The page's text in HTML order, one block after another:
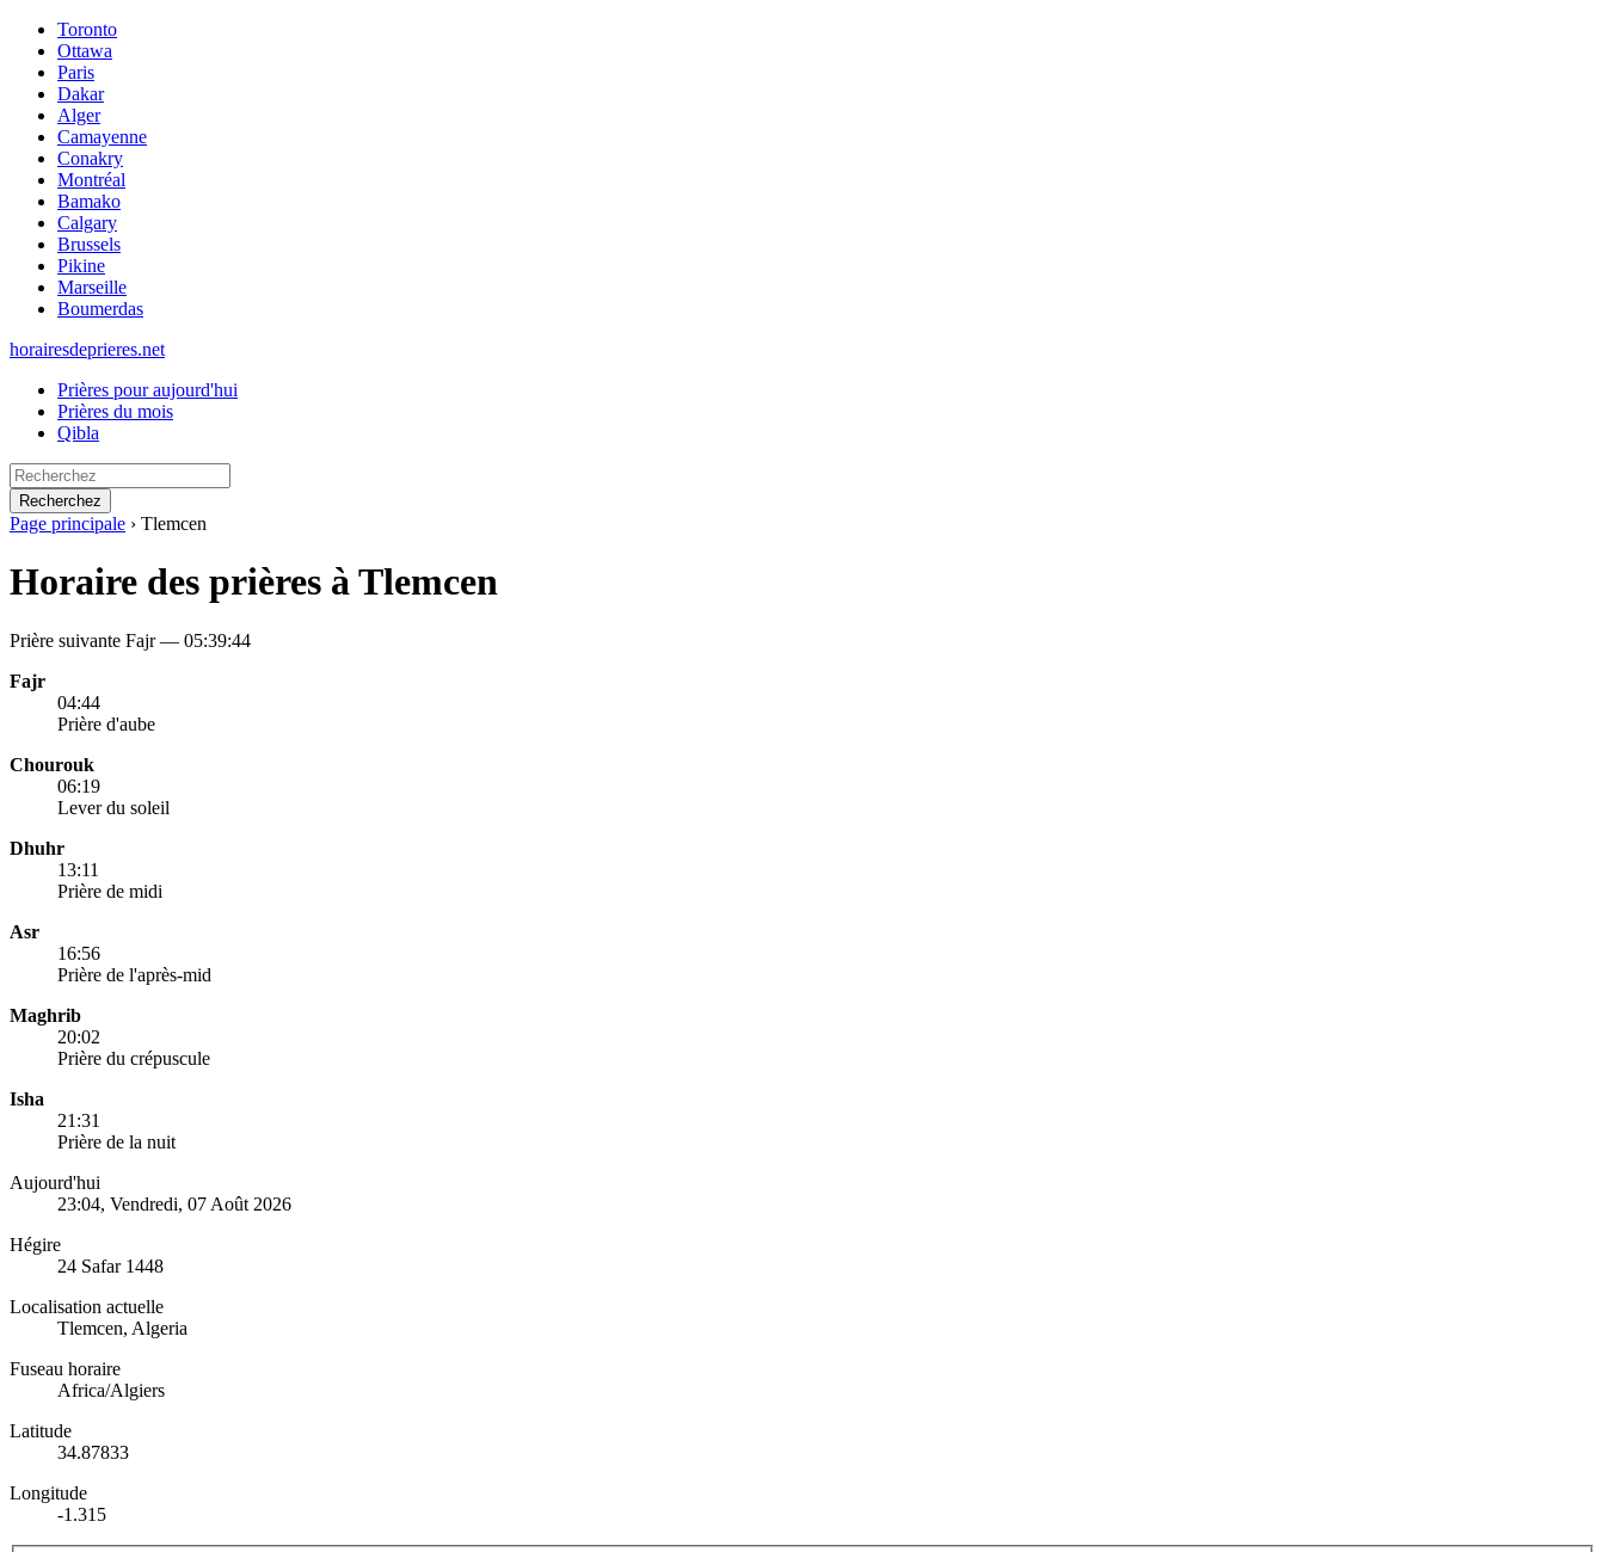
Toronto
Ottawa
Paris
Dakar
Alger
Camayenne
Conakry
Montréal
Bamako
Calgary
Brussels
Pikine
Marseille
Boumerdas
horairesdeprieres.net
Prières pour aujourd'hui
Prières du mois
Qibla
Recherchez
Page principale › Tlemcen
Horaire des prières à Tlemcen
Prière suivante Fajr — 05:39:44
Fajr
04:44
Prière d'aube
Chourouk
06:19
Lever du soleil
Dhuhr
13:11
Prière de midi
Asr
16:56
Prière de l'après-mid
Maghrib
20:02
Prière du crépuscule
Isha
21:31
Prière de la nuit
Aujourd'hui
23:04, Vendredi, 07 Août 2026
Hégire
24 Safar 1448
Localisation actuelle
Tlemcen, Algeria
Fuseau horaire
Africa/Algiers
Latitude
34.87833
Longitude
-1.315